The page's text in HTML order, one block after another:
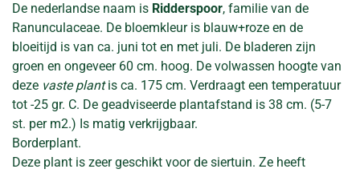
De nederlandse naam is Ridderspoor, familie van de
Ranunculaceae. De bloemkleur is blauw+roze en de
bloeitijd is van ca. juni tot en met juli. De bladeren zijn
groen en ongeveer 60 cm. hoog. De volwassen hoogte van
deze vaste plantis ca. 175 cm. Verdraagt een temperatuur
tot -25 gr. C. De geadviseerde plantafstand is 38 cm. (5-7
st. per m2.) Is matig verkrijgbaar.
Borderplant.
Deze plant is zeer geschikt voor de siertuin. Ze heeft